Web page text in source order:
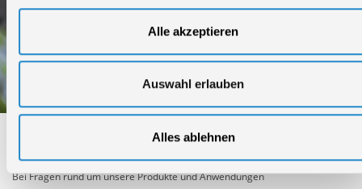
Alle akzeptieren
Auswahl erlauben
Alles ablehnen
Bei Fragen rund um unsere Produkte und Anwendungen